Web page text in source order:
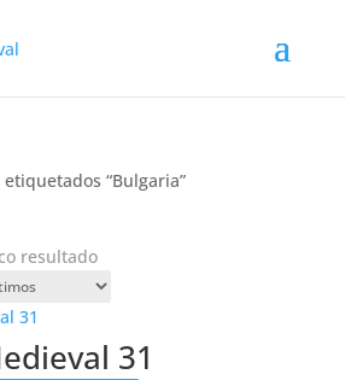
“Bulgaria”
resultado
31